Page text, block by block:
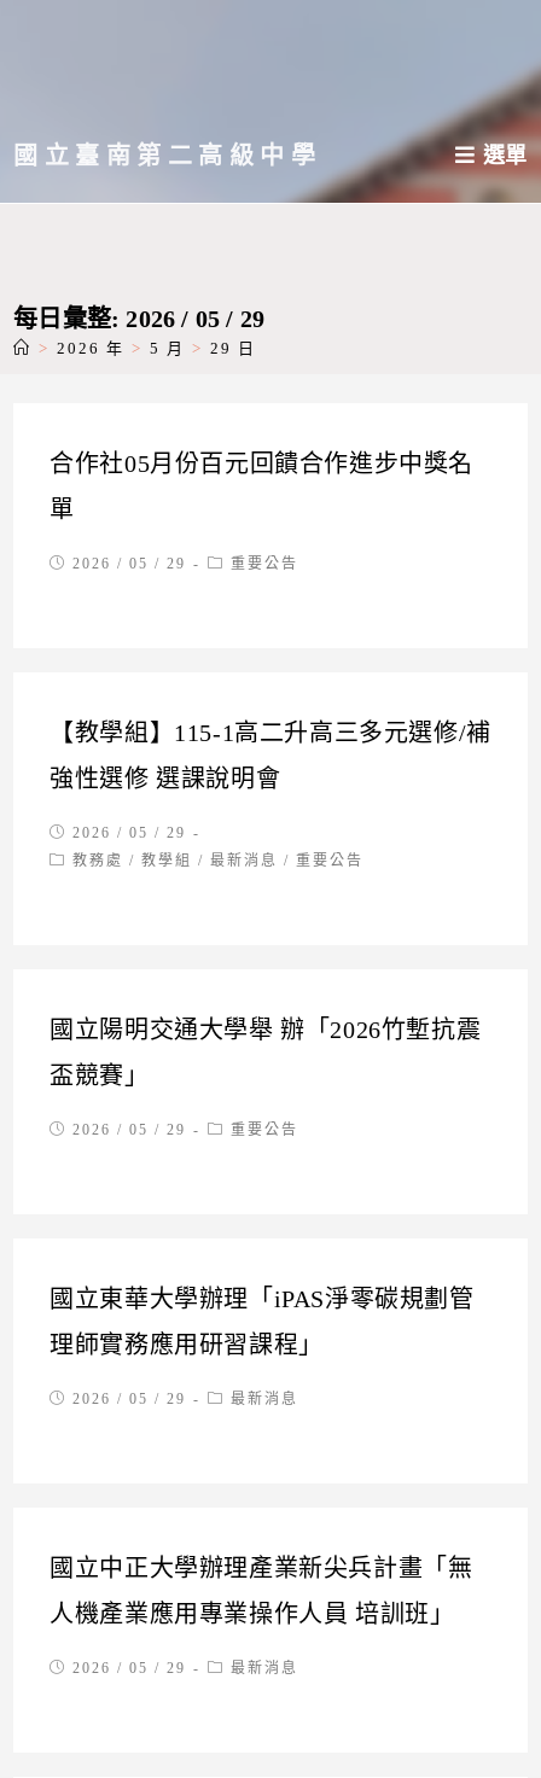
主國立臺南第二高級中學 選單
每日彙整: 2026 / 05 / 29
> 2026 年 > 5 月 > 29 日
合作社05月份百元回饋合作進步中獎名
單
Post2026 / 05 / 29
Post重要公告
【教學組】115-1高二升高三多元選修/補
強性選修 選課說明會
Post
published:
2026 / 05 / 29
Post教務處 / 教學組 / 最新消息 / 重要公告
國立陽明交通大學舉 辦「2026竹塹抗震
盃競賽」
Post2026 / 05 / 29
Post重要公告
國立東華大學辦理「iPAS淨零碳規劃管
理師實務應用研習課程」
Post2026 / 05 / 29
Post最新消息
國立中正大學辦理產業新尖兵計畫「無
人機產業應用專業操作人員 培訓班」
Post2026 / 05 / 29
Post最新消息